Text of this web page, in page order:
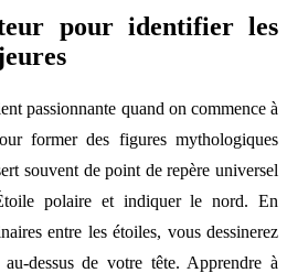
pour identifier les
passionnante quand on commence à
former des figures mythologiques
souvent de point de repère universel
polaire et indiquer le nord. En
entre les étoiles, vous dessinerez
dessus de votre tête. Apprendre à